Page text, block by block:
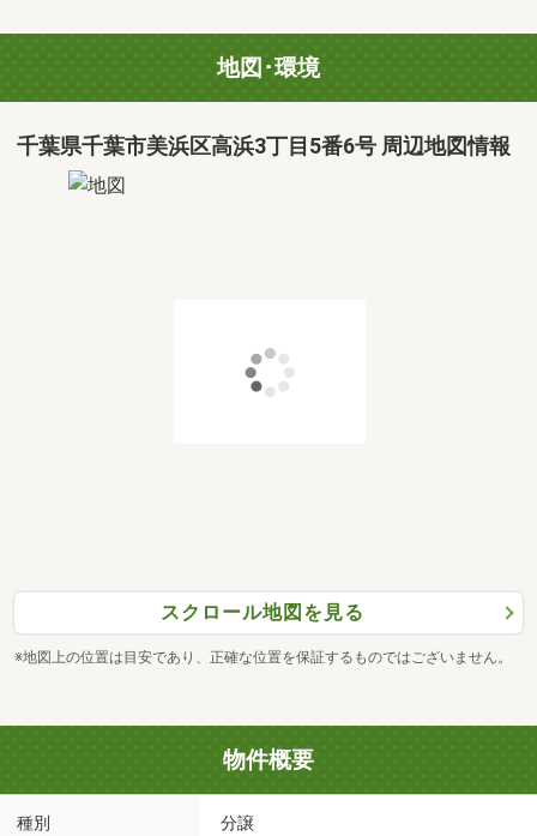
地図･環境
千葉県千葉市美浜区高浜3丁目5番6号 周辺地図情報
スクロール地図を見る
※地図上の位置は目安であり、正確な位置を保証するものではございません。
物件概要
種別 分譲